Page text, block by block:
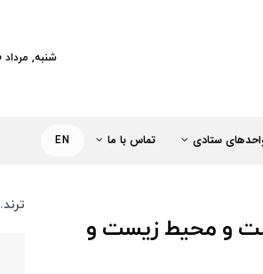
شنبه, مرداد 10, 1405
ستادی تماس با ما EN
و محیط زیست و
ترند.